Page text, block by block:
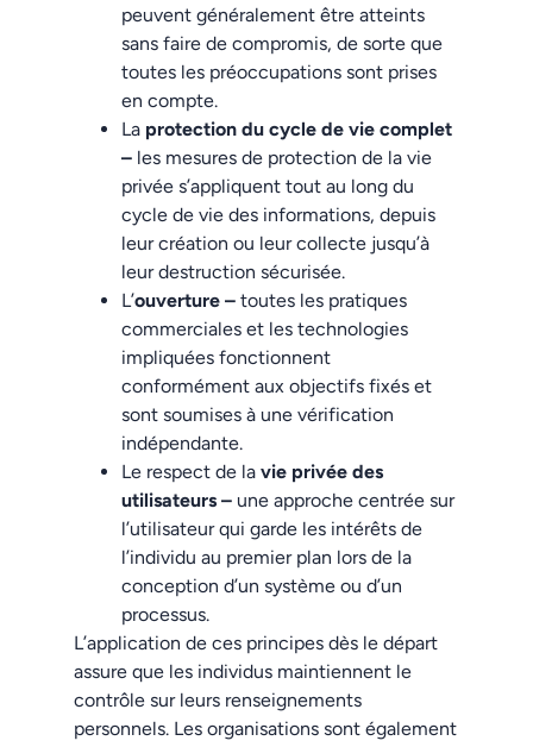
peuvent généralement être atteints
sans faire de compromis, de sorte que
toutes les préoccupations sont prises
en compte.
La protection du cycle de vie complet
– les mesures de protection de la vie
privée s’appliquent tout au long du
cycle de vie des informations, depuis
leur création ou leur collecte jusqu’à
leur destruction sécurisée.
L’ouverture –toutes les pratiques
commerciales et les technologies
impliquées fonctionnent
conformément aux objectifs fixés et
sont soumises à une vérification
indépendante.
Le respect de la vie privée des
utilisateurs – une approche centrée sur
l’utilisateur qui garde les intérêts de
l’individu au premier plan lors de la
conception d’un système ou d’un
processus.
L’application de ces principes dès le départ
assure que les individus maintiennent le
contrôle sur leurs renseignements
personnels. Les organisations sont également